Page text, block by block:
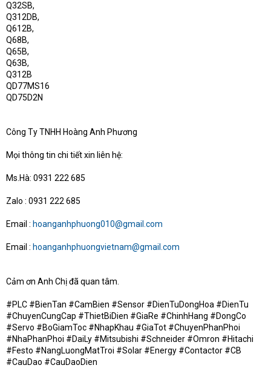
Q32SB,
Q312DB,
Q612B,
Q68B,
Q65B,
Q63B,
Q312B
QD77MS16
QD75D2N
Công Ty TNHH Hoàng Anh Phương
Mọi thông tin chi tiết xin liên hệ:
Ms.Hà: 0931 222 685
Zalo : 0931 222 685
Email : hoanganhphuong010@gmail.com
Email : hoanganhphuongvietnam@gmail.com
Cảm ơn Anh Chị đã quan tâm.
#PLC #BienTan #CamBien #Sensor #DienTuDongHoa #DienTu
#ChuyenCungCap #ThietBiDien #GiaRe #ChinhHang #DongCo
#Servo #BoGiamToc #NhapKhau #GiaTot #ChuyenPhanPhoi
#NhaPhanPhoi #DaiLy #Mitsubishi #Schneider #Omron #Hitachi
#Festo #NangLuongMatTroi #Solar #Energy #Contactor #CB
#CauDao #CauDaoDien